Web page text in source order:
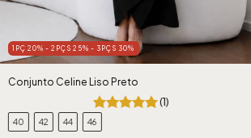
1PÇ 20% - 2PÇS 25% - 3PÇS 30%
Conjunto Celine Liso Preto
(1)
40 42 44 46